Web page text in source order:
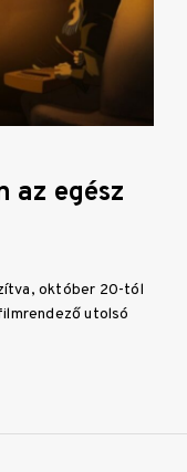
az egész
október 20-tól
utolsó